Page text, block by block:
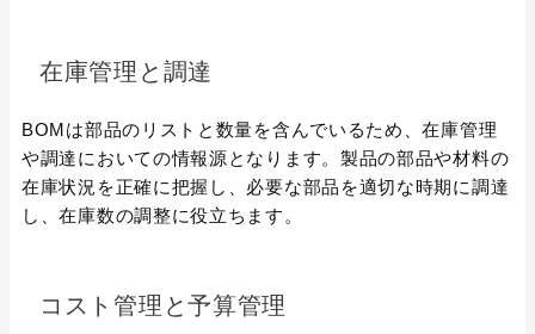
在庫管理と調達
BOMは部品のリストと数量を含んでいるため、在庫管理
や調達においての情報源となります。製品の部品や材料の
在庫状況を正確に把握し、必要な部品を適切な時期に調達
し、在庫数の調整に役立ちます。
コスト管理と予算管理